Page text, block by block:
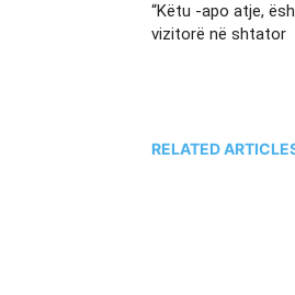
“Këtu -apo atje,
vizitorë në shtator
RELATED